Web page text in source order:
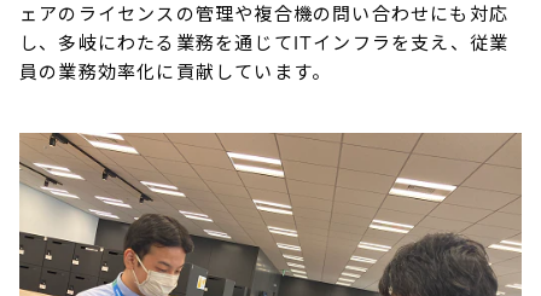
ェアのライセンスの管理や複合機の問い合わせにも対応
し、多岐にわたる業務を通じてITインフラを支え、従業
員の業務効率化に貢献しています。